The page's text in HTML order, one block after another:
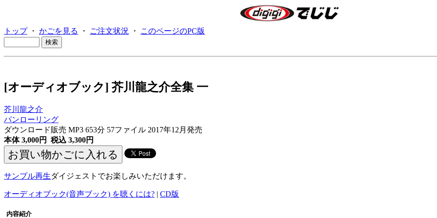
トップ・ かごを見る ・ ご注文状況 ・ このページのPC版
[オーディオブック] 芥川龍之介全集 一
芥川龍之介
パンローリング
ダウンロード販売 MP3 653分 57ファイル 2017年12月発売
本体 3,000円 税込 3,300円
サンプル再生ダイジェストでお楽しみいただけます。
オーディオブック(音声ブック) を聴くには? | CD版
内容紹介